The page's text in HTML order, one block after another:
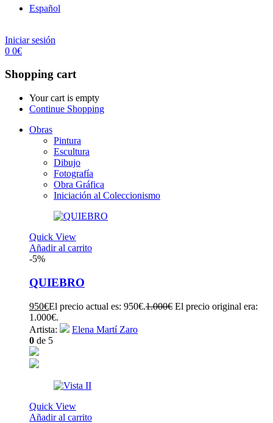
Español
Iniciar sesión
0 0€
Shopping cart
Your cart is empty
Continue Shopping
Obras
Pintura
Escultura
Dibujo
Fotografía
Obra Gráfica
Iniciación al Coleccionismo
Quick View
Añadir al carrito
-5%
QUIEBRO
950€El precio actual es: 950€.1.000€ El precio original era:
1.000€.
Artista:
Elena Martí Zaro
0 de 5
Quick View
Añadir al carrito